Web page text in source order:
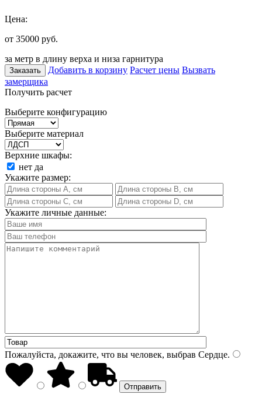
Цена:
от 35000 руб.
за метр в длину верха и низа гарнитура
Заказать Добавить в корзину Расчет цены Вызвать
замерщика
Получить расчет
Выберите конфигурацию
Выберите материал
Верхние шкафы:
нет да
Укажите размер:
Укажите личные данные:
Пожалуйста, докажите, что вы человек, выбрав Сердце.